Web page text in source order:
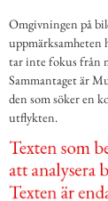
Omgivningen på
uppmärksamheten
tar inte fokus från
Sammantaget är
den som söker en
utflykten.